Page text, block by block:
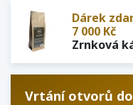
Dárek
7 000 Kč
Zrnková
Vrtání otvorů